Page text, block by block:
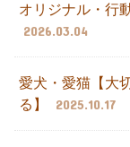
オリジナル・行
2026.03.04
愛犬・愛猫【大
る】
2025.10.17